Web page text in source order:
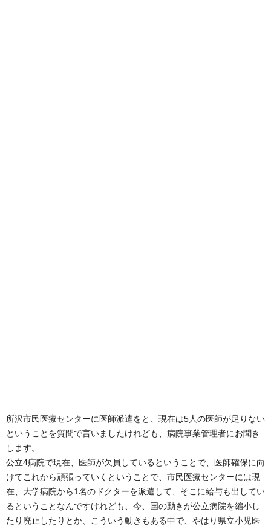
所沢市民医療センターに医師派遣をと、現在は5人の医師が足りない
ということを質問で言いましたけれども、病院事業管理者にお聞き
します。
公立4病院で現在、医師が欠員しているということで、医師確保に向
けてこれから頑張っていくということで、市民医療センターには現
在、大学病院から1名のドクターを派遣して、そこに給与も出してい
るということなんですけれども、今、国の動きが公立病院を縮小し
たり廃止したりとか、こういう動きもある中で、やはり県立小児医